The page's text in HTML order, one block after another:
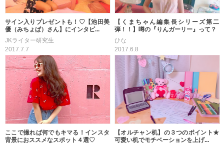
サイン入りプレゼントも！♡【池田美
優（みちょぱ）さん】にインタビ...
JKライター研究生
2017.7.7
【くまちゃん編集長シリーズ第二
弾！！】噂の『りんガーリー』って？
ひな
2017.6.8
ここで撮れば何でもキマる！インスタ
背景におススメなスポット４選♡
【オルチャン机】の３つのポイント★
可愛い机でモチベーションを上げ...